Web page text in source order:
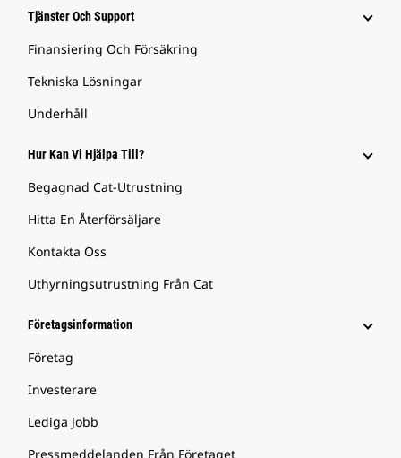
Tjänster Och Support
Finansiering Och Försäkring
Tekniska Lösningar
Underhåll
Hur Kan Vi Hjälpa Till?
Begagnad Cat-Utrustning
Hitta En Återförsäljare
Kontakta Oss
Uthyrningsutrustning Från Cat
Företagsinformation
Företag
Investerare
Lediga Jobb
Pressmeddelanden Från Företaget